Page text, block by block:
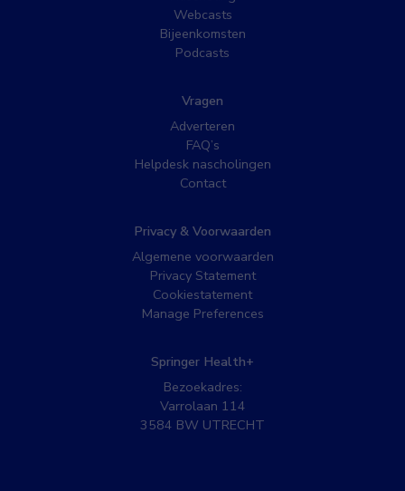
Webcasts
Bijeenkomsten
Podcasts
Vragen
Adverteren
FAQ’s
Helpdesk nascholingen
Contact
Privacy & Voorwaarden
Algemene voorwaarden
Privacy Statement
Cookiestatement
Manage Preferences
Springer Health+
Bezoekadres:
Varrolaan 114
3584 BW UTRECHT